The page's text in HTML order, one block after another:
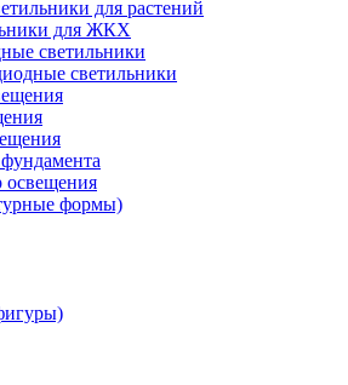
для растений
для ЖКХ
светильники
светильники
формы)